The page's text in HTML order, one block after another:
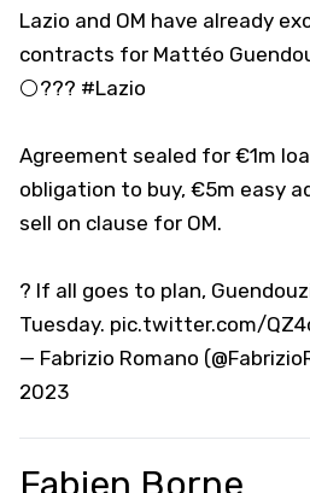
Lazio and OM have already
contracts for Mattéo
⚪️??? #Lazio
Agreement sealed for €1m
obligation to buy, €5m easy
sell on clause for OM.
?️ If all goes to plan,
Tuesday. pic.twitter.com/
— Fabrizio Romano
2023